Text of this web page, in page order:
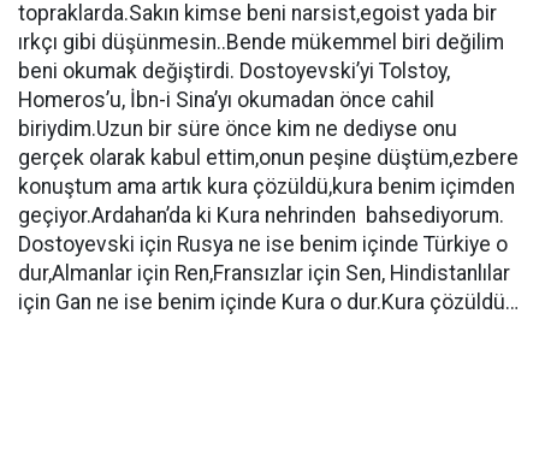
topraklarda.Sakın kimse beni narsist,egoist yada bir
ırkçı gibi düşünmesin..Bende mükemmel biri değilim
beni okumak değiştirdi. Dostoyevski’yi Tolstoy,
Homeros’u, İbn-i Sina’yı okumadan önce cahil
biriydim.Uzun bir süre önce kim ne dediyse onu
gerçek olarak kabul ettim,onun peşine düştüm,ezbere
konuştum ama artık kura çözüldü,kura benim içimden
geçiyor.Ardahan’da ki Kura nehrinden bahsediyorum.
Dostoyevski için Rusya ne ise benim içinde Türkiye o
dur,Almanlar için Ren,Fransızlar için Sen, Hindistanlılar
için Gan ne ise benim içinde Kura o dur.Kura çözüldü…